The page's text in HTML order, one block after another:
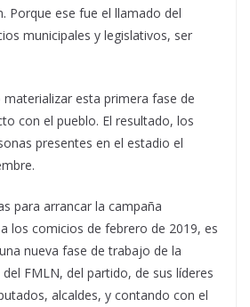
Porque ese fue el llamado del
municipales y legislativos, ser
esta primera fase de
con el pueblo. El resultado, los
presentes en el estadio el
para arrancar la campaña
los comicios de febrero de 2019, es
nueva fase de trabajo de la
FMLN, del partido, de sus líderes
alcaldes, y contando con el